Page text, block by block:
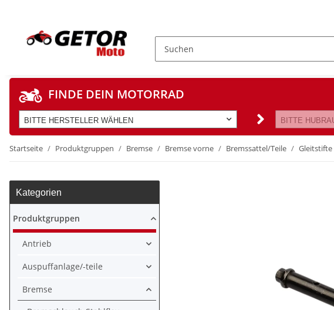
FINDE DEIN MOTORRAD
BITTE HERSTELLER WÄHLEN BITTE
Startseite Produktgruppen Bremse Bremse vorne Bremssattel/Teile Gleitstifte
Kategorien
Produktgruppen
Antrieb
Auspuffanlage/-teile
Bremse